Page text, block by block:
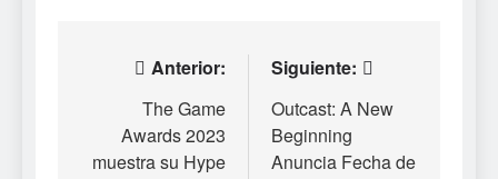
Navegación
entradas
Anterior:
The Game
Awards 2023
muestra su Hype
Siguiente:
Outcast: A New
Beginning
Anuncia Fecha de